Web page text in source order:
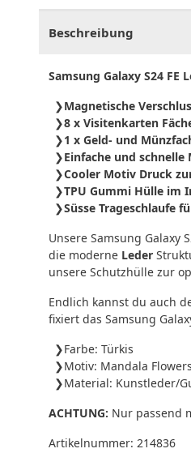
Beschreibung
Samsung Galaxy S24 FE
Magnetische
8 x Visitenkarten
1 x Geld- und
Einfache und schnelle
Cooler Motiv Druck
TPU Gummi Hülle im
Süsse Trageschlaufe
Unsere Samsung Galaxy
die moderne Leder
unsere Schutzhülle zur
Endlich kannst du auch
fixiert das Samsung
Farbe: Türkis
Motiv: Mandala Flowers
Material: Kunstleder/
ACHTUNG: Nur passend
Artikelnummer: 214836